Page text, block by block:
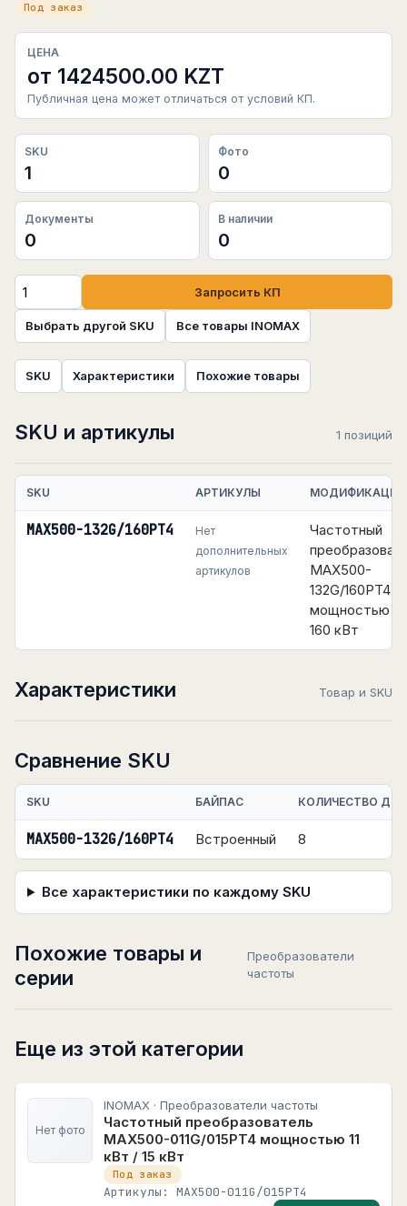
Под заказ
ЦЕНА
от 1424500.00 KZT
Публичная цена может отличаться от условий КП.
SKU
1
Фото
0
Документы
0
В наличии
0
Запросить КП
Выбрать другой SKU Все товары INOMAX
SKU Характеристики Похожие товары
SKU и артикулы 1 позиций
SKU АРТИКУЛЫ МОДИФИКАЦИЯ
MAX500-132G/160PT4
Нет
дополнительных
артикулов
Частотный
MAX500-
132G/160PT4
мощностью
160 кВт
Характеристики Товар и SKU
Сравнение SKU
SKU БАЙПАС КОЛИЧЕСТВО
MAX500-132G/160PT4 Встроенный 8
Все характеристики по каждому SKU
Похожие товары и
серии
Преобразователи
частоты
Еще из этой категории
Нет фото
INOMAX · Преобразователи частоты
Частотный преобразователь
MAX500-011G/015PT4 мощностью 11
кВт / 15 кВт
Под заказ
Артикулы: MAX500-011G/015PT4